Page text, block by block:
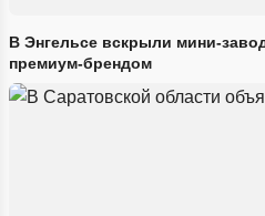
В Энгельсе вскрыли мини-
премиум-брендом